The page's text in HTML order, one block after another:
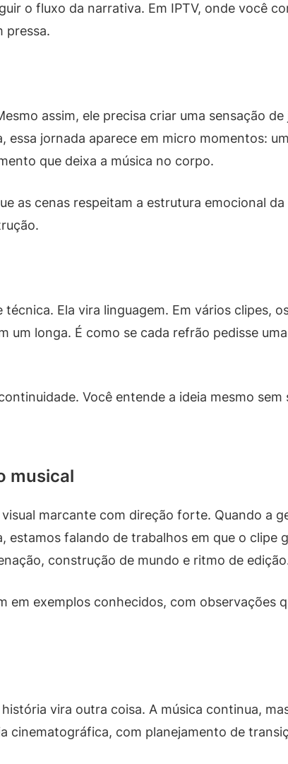
o fluxo da narrativa. Em IPTV, onde você
pressa.
assim, ele precisa criar uma sensação
essa jornada aparece em micro momentos:
que deixa a música no corpo.
as cenas respeitam a estrutura emocional
Ela vira linguagem. Em vários clipes,
longa. É como se cada refrão pedisse
Você entende a ideia mesmo
musical
marcante com direção forte. Quando a
estamos falando de trabalhos em que o clipe
construção de mundo e ritmo de
em exemplos conhecidos, com observações
vira outra coisa. A música continua,
cinematográfica, com planejamento de